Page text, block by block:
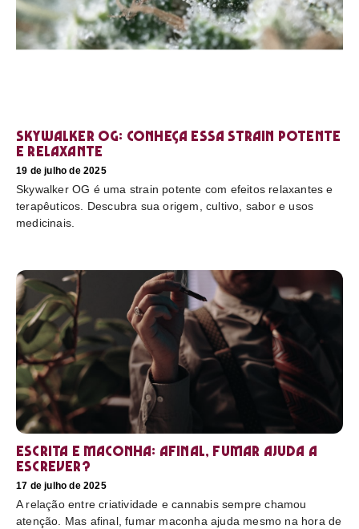
Skywalker OG: conheça essa strain potente
e relaxante
19 de julho de 2025
Skywalker OG é uma strain potente com efeitos relaxantes e
terapêuticos. Descubra sua origem, cultivo, sabor e usos
medicinais.
Escrita e maconha: afinal, fumar ajuda a
escrever?
17 de julho de 2025
A relação entre criatividade e cannabis sempre chamou
atenção. Mas afinal, fumar maconha ajuda mesmo na hora de